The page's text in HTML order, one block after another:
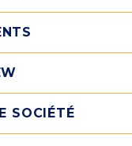
SOCIÉTÉ